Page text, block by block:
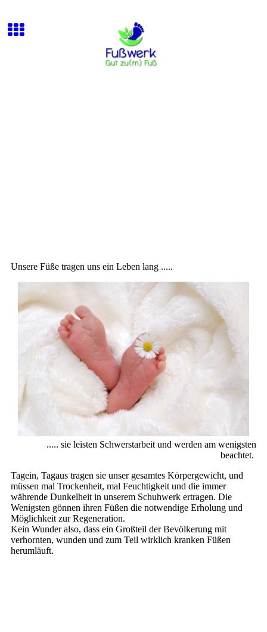
Unsere Füße tragen uns ein Leben lang .....
..... sie leisten Schwerstarbeit und werden am wenigsten
beachtet.
Tagein, Tagaus tragen sie unser gesamtes Körpergewicht, und
müssen mal Trockenheit, mal Feuchtigkeit und die immer
währende Dunkelheit in unserem Schuhwerk ertragen. Die
Wenigsten gönnen ihren Füßen die notwendige Erholung und
Möglichkeit zur Regeneration.
Kein Wunder also, dass ein Großteil der Bevölkerung mit
verhornten, wunden und zum Teil wirklich kranken Füßen
herumläuft.